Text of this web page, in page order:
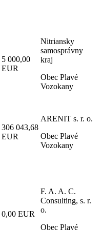
5 000,00
EUR
Nitriansky
samosprávny
kraj
Obec Plavé
Vozokany
306 043,68
EUR
ARENIT s. r. o.
Obec Plavé
Vozokany
0,00 EUR
F. A. A. C.
Consulting, s. r.
o.
Obec Plavé